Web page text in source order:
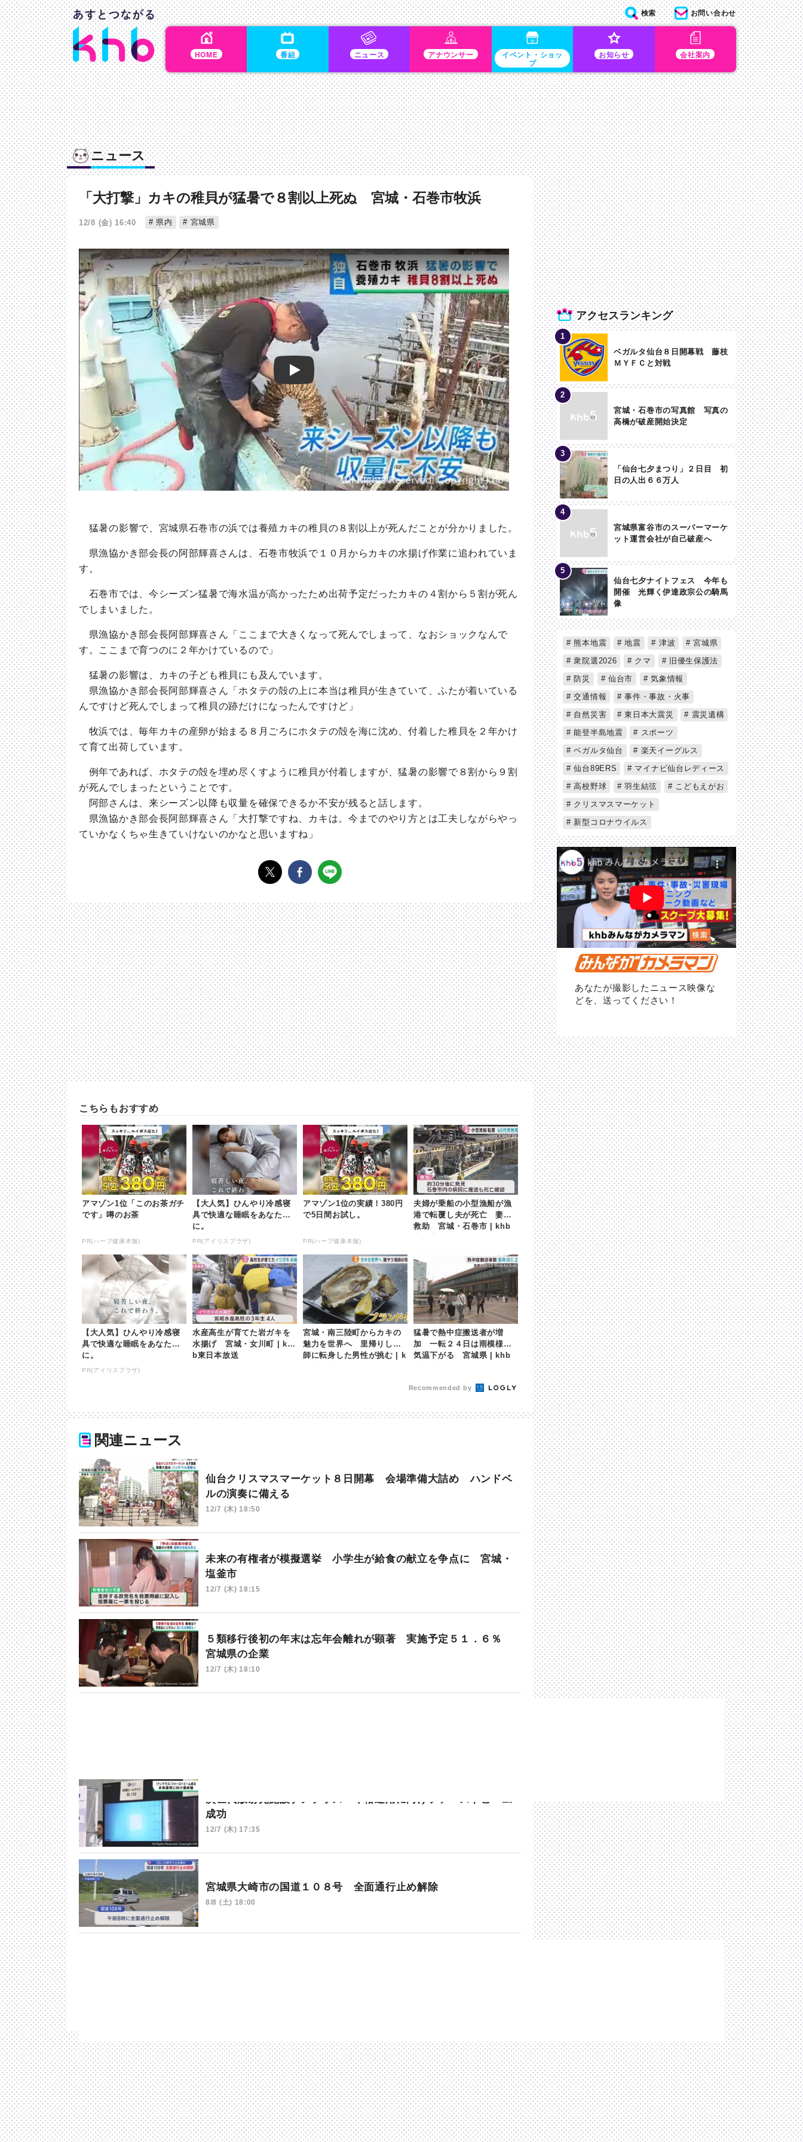
HOME 番組 ニュース アナウンサー イベント・ショッ
プ
お知らせ 会社案内
検索 お問い合わせ
ニュース
「大打撃」カキの稚貝が猛暑で８割以上死ぬ 宮城・石巻市牧浜
12/8 (金) 16:40 県内 宮城県
Play
猛暑の影響で、宮城県石巻市の浜では養殖カキの稚貝の８割以上が死んだことが分かりました。
県漁協かき部会長の阿部輝喜さんは、石巻市牧浜で１０月からカキの水揚げ作業に追われていま
す。
石巻市では、今シーズン猛暑で海水温が高かったため出荷予定だったカキの４割から５割が死ん
でしまいました。
県漁協かき部会長阿部輝喜さん「ここまで大きくなって死んでしまって、なおショックなんで
す。ここまで育つのに２年かけているので」
猛暑の影響は、カキの子ども稚貝にも及んでいます。
県漁協かき部会長阿部輝喜さん「ホタテの殻の上に本当は稚貝が生きていて、ふたが着いている
んですけど死んでしまって稚貝の跡だけになったんですけど」
牧浜では、毎年カキの産卵が始まる８月ごろにホタテの殻を海に沈め、付着した稚貝を２年かけ
て育て出荷しています。
例年であれば、ホタテの殻を埋め尽くすように稚貝が付着しますが、猛暑の影響で８割から９割
が死んでしまったということです。
阿部さんは、来シーズン以降も収量を確保できるか不安が残ると話します。
県漁協かき部会長阿部輝喜さん「大打撃ですね、カキは。今までのやり方とは工夫しながらやっ
ていかなくちゃ生きていけないのかなと思いますね」
こちらもおすすめ
アマゾン1位「このお茶ガチ
です」噂のお茶
PR(ハーブ健康本舗)
【大人気】ひんやり冷感寝
具で快適な睡眠をあなた
に。
PR(アイリスプラザ)
アマゾン1位の実績！380円
で5日間お試し。
PR(ハーブ健康本舗)
夫婦が乗船の小型漁船が漁
港で転覆し夫が死亡 妻は
救助 宮城・石巻市 | khb
【大人気】ひんやり冷感寝
具で快適な睡眠をあなた
に。
PR(アイリスプラザ)
水産高生が育てた岩ガキを
水揚げ 宮城・女川町 | kh
b東日本放送
宮城・南三陸町からカキの
魅力を世界へ 里帰りし漁
師に転身した男性が挑む | k
猛暑で熱中症搬送者が増
加 一転２４日は雨模様で
気温下がる 宮城県 | khb
Recommended by
関連ニュース
仙台クリスマスマーケット８日開幕 会場準備大詰め ハンドベ
ルの演奏に備える
12/7 (木) 18:50
未来の有権者が模擬選挙 小学生が給食の献立を争点に 宮城・
塩釜市
12/7 (木) 18:15
５類移行後初の年末は忘年会離れが顕著 実施予定５１．６％
宮城県の企業
12/7 (木) 18:10
次世代放射光施設ナノテラス 本格運用に向けファーストビーム
成功
12/7 (木) 17:35
宮城県大崎市の国道１０８号 全面通行止め解除
8/8 (土) 18:00
アクセスランキング
ベガルタ仙台８日開幕戦 藤枝
ＭＹＦＣと対戦
宮城・石巻市の写真館 写真の
高橋が破産開始決定
「仙台七夕まつり」２日目 初
日の人出６６万人
宮城県富谷市のスーパーマーケ
ット運営会社が自己破産へ
仙台七夕ナイトフェス 今年も
開催 光輝く伊達政宗公の騎馬
像
熊本地震 地震 津波
宮城県
衆院選2026
クマ
旧優生保護法
防災
仙台市
気象情報
交通情報
事件・事故・火事
自然災害
東日本大震災
震災遺構
能登半島地震
スポーツ
ベガルタ仙台
楽天イーグルス
仙台89ERS
マイナビ仙台レディース
高校野球
羽生結弦
こどもえがお
クリスマスマーケット
新型コロナウイルス
あなたが撮影したニュース映像な
どを、送ってください！